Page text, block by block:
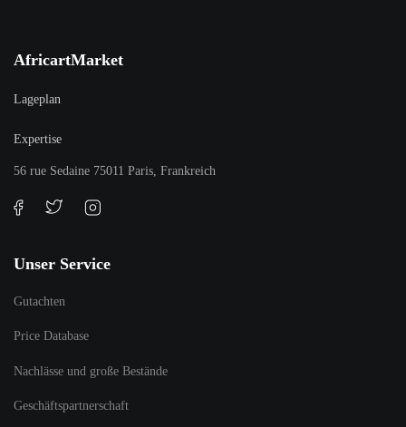
AfricartMarket
Lageplan
Expertise
56 rue Sedaine 75011 Paris, Frankreich
Unser Service
Gutachten
Price Database
Nachlässe und große Bestände
Geschäftspartnerschaft